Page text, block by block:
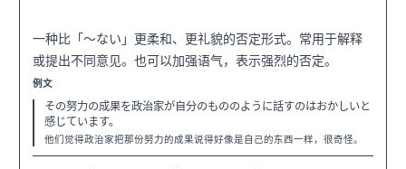
一种比「〜ない」更柔和、更礼貌的否定形式。常用于解释
或提出不同意见。也可以加强语气，表示强烈的否定。
例文
その努力の成果を政治家が自分のもののように話すのはおかしいと
感じています。
他们觉得政治家把那份努力的成果说得好像是自己的东西一样，很奇怪。